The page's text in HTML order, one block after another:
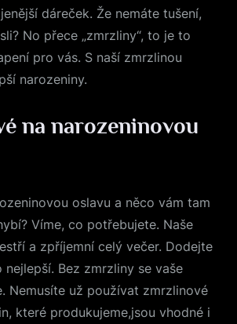
dáreček. Že nemáte tušení,
No přece „zmrzliny“, to je to
pro vás. S naší zmrzlinou
narozeniny.
na narozeninovou
oslavu a něco vám tam
Víme, co potřebujete. Naše
a zpříjemní celý večer. Dodejte
Bez zmrzliny se vaše
Nemusíte už používat zmrzlinové
které produkujeme,jsou vhodné i